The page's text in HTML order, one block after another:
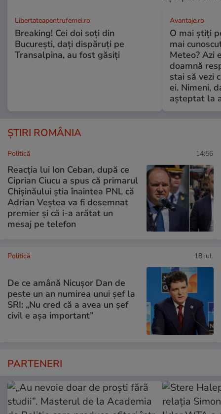
Libertateapentrufemei.ro
Breaking! Cei doi soți din
București, dați dispăruți pe
Transalpina, au fost găsiți
Avantaje.ro
O mai știți
mai
Meteo? Azi
doamnă
stai să vezi
ei. Nimeni,
așteptat la
ȘTIRI ROMÂNIA
Politică 14:56
Reacția lui Ion Ceban, după ce
Ciprian Ciucu a spus că primarul
Chișinăului știa înaintea PNL că
Adrian Veștea va fi desemnat
premier și că i-a arătat un
mesaj pe telefon
Politică 18 iul.
De ce amână Nicușor Dan de
peste un an numirea unui șef la
SRI: „Nu cred că a avea un şef
civil e așa important”
PARTENERI